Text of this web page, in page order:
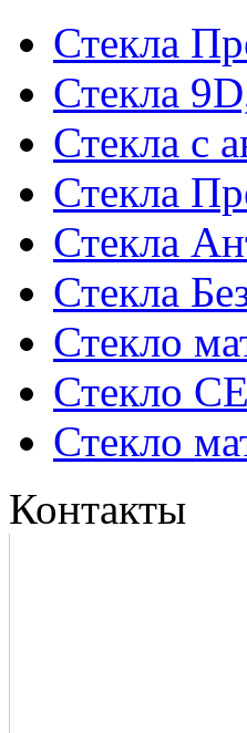
Стекла
Стекла
Стекла с
Стекла
Стекла
Стекла
Стекло
Стекло
Стекло
Контакты